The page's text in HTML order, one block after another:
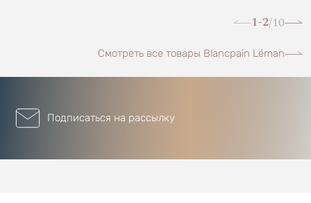
1-2/10
Смотреть все товары Blancpain Léman
Подписаться на рассылку